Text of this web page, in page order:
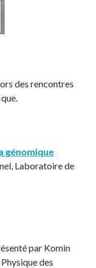
des rencontres
génomique
Laboratoire de
par Komin
des